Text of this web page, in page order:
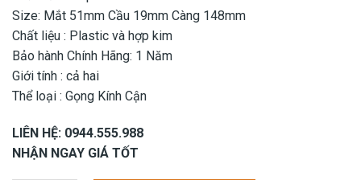
Size: Mắt 51mm Cầu 19mm Càng 148mm
Chất liệu : Plastic và hợp kim
Bảo hành Chính Hãng: 1 Năm
Giới tính : cả hai
Thể loại : Gọng Kính Cận
LIÊN HỆ: 0944.555.988
NHẬN NGAY GIÁ TỐT